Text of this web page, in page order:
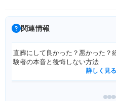
関連情報
直葬の読み方は「ちょくそう」が正
解！間違えやすい理由と基本知識を
詳しく見る